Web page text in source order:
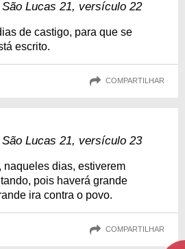
Lucas 21, versículo 22
de castigo, para que se
escrito.
COMPARTILHAR
Lucas 21, versículo 23
naqueles dias, estiverem
pois haverá grande
ira contra o povo.
COMPARTILHAR